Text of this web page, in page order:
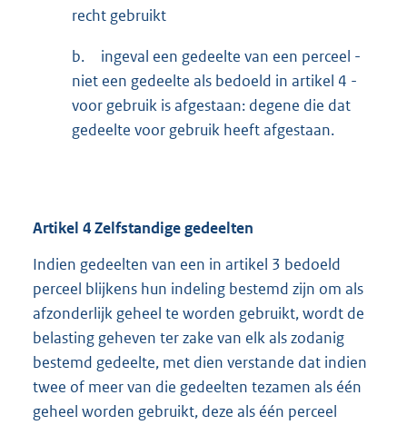
recht gebruikt
b.
ingeval een gedeelte van een perceel -
niet een gedeelte als bedoeld in artikel 4 -
voor gebruik is afgestaan: degene die dat
gedeelte voor gebruik heeft afgestaan.
Artikel 4Zelfstandige gedeelten
Indien gedeelten van een in artikel 3 bedoeld
perceel blijkens hun indeling bestemd zijn om als
afzonderlijk geheel te worden gebruikt, wordt de
belasting geheven ter zake van elk als zodanig
bestemd gedeelte, met dien verstande dat indien
twee of meer van die gedeelten tezamen als één
geheel worden gebruikt, deze als één perceel